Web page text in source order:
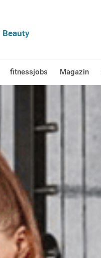
Beauty
fitnessjobs Magazin